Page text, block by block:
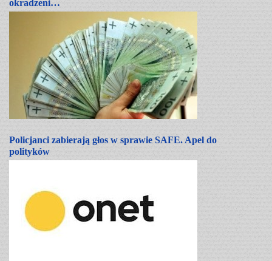
okradzeni…
Policjanci zabierają głos w sprawie SAFE. Apel do
polityków